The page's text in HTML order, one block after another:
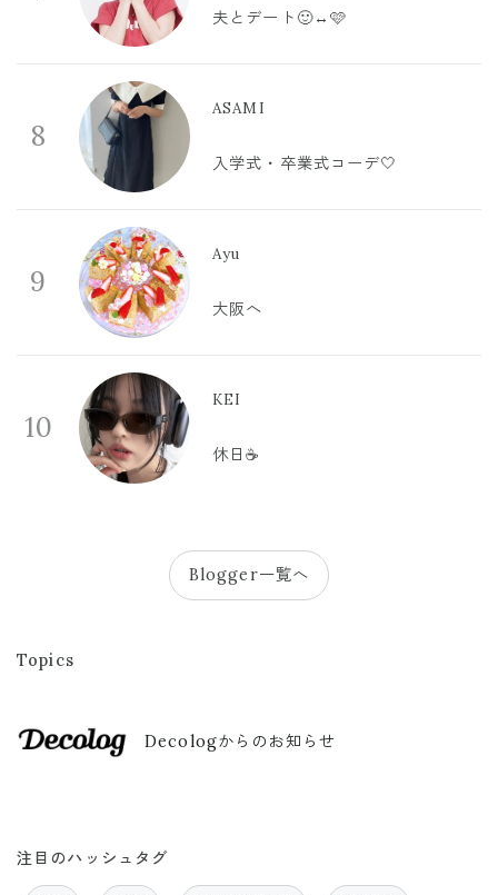
夫とデート🙂‍↔️🩷
8
ASAMI
入学式・卒業式コーデ🤍
9
Ayu
大阪へ
10
KEI
休日☕️
Blogger一覧へ
Topics
Decologからのお知らせ
注目のハッシュタグ